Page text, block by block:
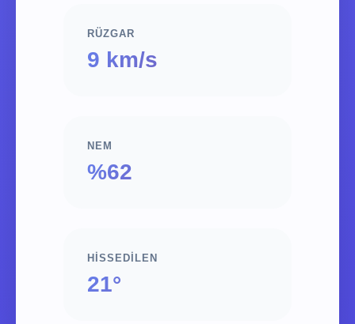
RÜZGAR
9 km/s
NEM
%62
HISSEDILEN
21°